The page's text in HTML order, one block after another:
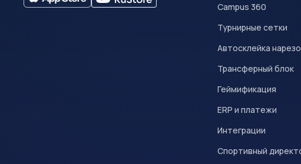
Campus 360
Турнирные сетки
Автосклейка
Трансферный блок
Геймификация
ERP и платежи
Интеграции
Спортивный